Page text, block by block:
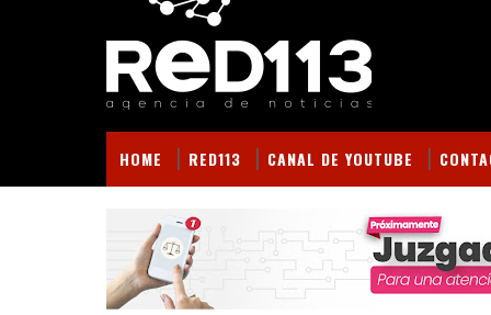
HOME RED113 CANAL DE YOUTUBE